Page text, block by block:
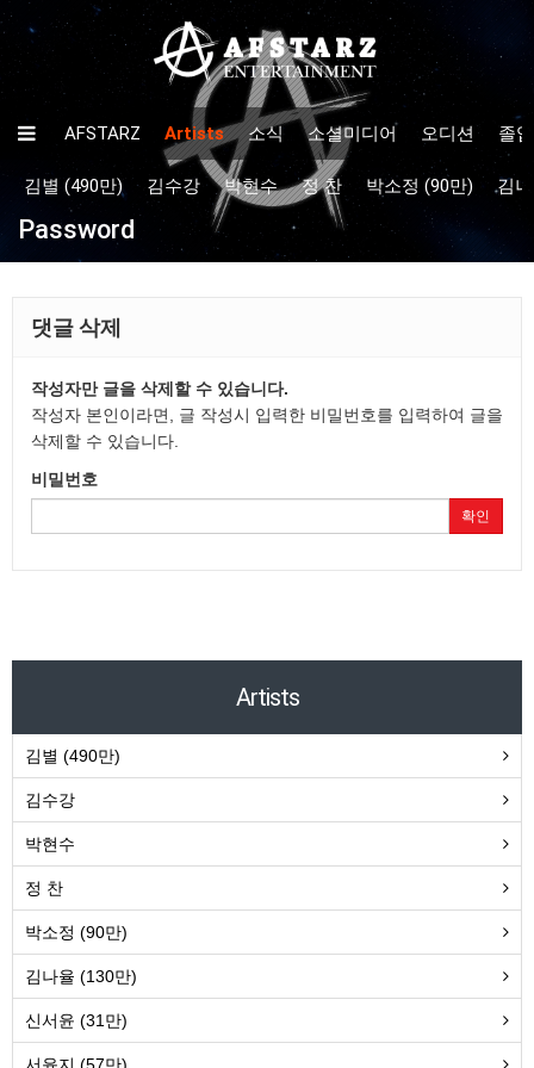
AFSTARZ Artists 소식 소셜미디어 오디션 졸
김별 (490만) 김수강 박현수 정 찬 박소정 (90만) 김
Password
댓글 삭제
작성자만 글을 삭제할 수 있습니다.
작성자 본인이라면, 글 작성시 입력한 비밀번호를 입력하여 글을
삭제할 수 있습니다.
비밀번호
확인
Artists
김별 (490만)
김수강
박현수
정 찬
박소정 (90만)
김나율 (130만)
신서윤 (31만)